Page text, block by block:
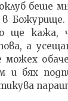
беше
ще кажа,
а
бях